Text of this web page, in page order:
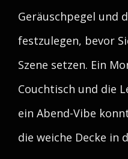
Geräuschpegel und
festzulegen, bevor
Szene setzen. Ein
Couchtisch und die
ein Abend-Vibe
die weiche Decke in